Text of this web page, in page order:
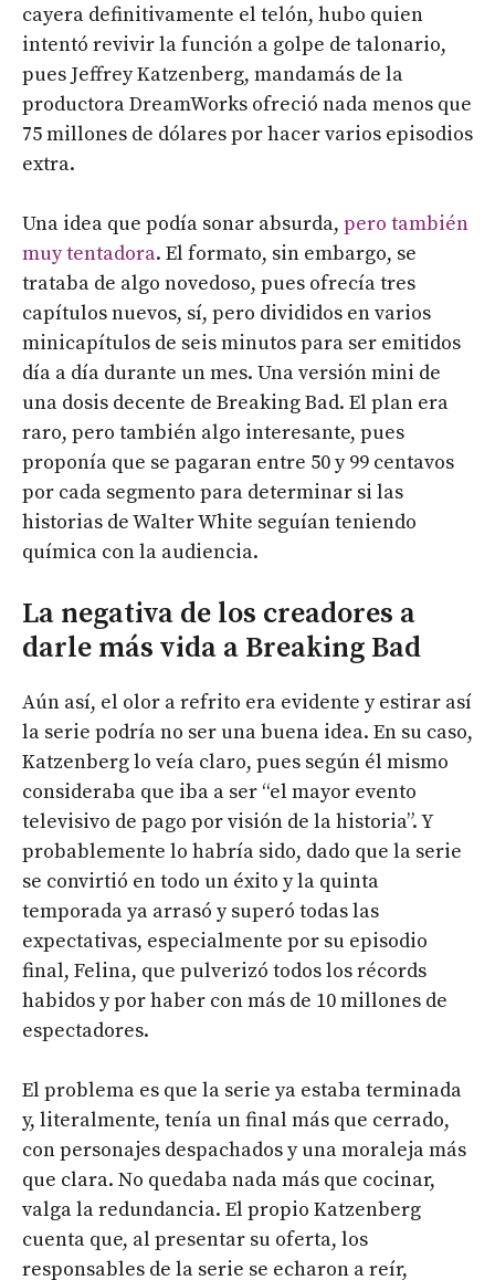
cayera definitivamente el telón, hubo quien
intentó revivir la función a golpe de talonario,
pues Jeffrey Katzenberg, mandamás de la
productora DreamWorks ofreció nada menos que
75 millones de dólares por hacer varios episodios
extra.
Una idea que podía sonar absurda, pero también
muy tentadora. El formato, sin embargo, se
trataba de algo novedoso, pues ofrecía tres
capítulos nuevos, sí, pero divididos en varios
minicapítulos de seis minutos para ser emitidos
día a día durante un mes. Una versión mini de
una dosis decente de Breaking Bad. El plan era
raro, pero también algo interesante, pues
proponía que se pagaran entre 50 y 99 centavos
por cada segmento para determinar si las
historias de Walter White seguían teniendo
química con la audiencia.
La negativa de los creadores a
darle más vida a Breaking Bad
Aún así, el olor a refrito era evidente y estirar así
la serie podría no ser una buena idea. En su caso,
Katzenberg lo veía claro, pues según él mismo
consideraba que iba a ser “el mayor evento
televisivo de pago por visión de la historia”. Y
probablemente lo habría sido, dado que la serie
se convirtió en todo un éxito y la quinta
temporada ya arrasó y superó todas las
expectativas, especialmente por su episodio
final, Felina, que pulverizó todos los récords
habidos y por haber con más de 10 millones de
espectadores.
El problema es que la serie ya estaba terminada
y, literalmente, tenía un final más que cerrado,
con personajes despachados y una moraleja más
que clara. No quedaba nada más que cocinar,
valga la redundancia. El propio Katzenberg
cuenta que, al presentar su oferta, los
responsables de la serie se echaron a reír,